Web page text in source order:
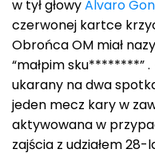
w tył głowyAlvaro
czerwonej kartce
Obrońca OM miał
“małpim sku********”
ukarany na dwa
jeden mecz kary w
aktywowana w
zajścia z udziałem 28-